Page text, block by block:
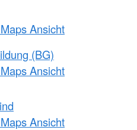
Ansicht
(BG)
Ansicht
Ansicht